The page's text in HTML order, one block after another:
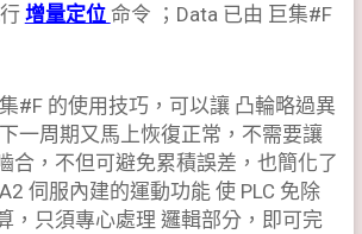
增量定位 命令 ；Data 已由 巨集#F
#F 的使用技巧，可以讓 凸輪略過異
一周期又馬上恢復正常，不需要讓
合，不但可避免累積誤差，也簡化了
伺服內建的運動功能 使 PLC 免除
，只須專心處理 邏輯部分，即可完